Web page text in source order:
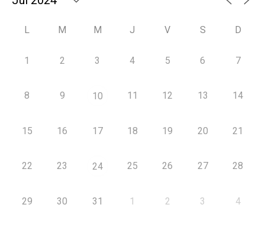
L M M J V S D
1 2 3 4 5 6 7
8 9 10 11 12 13 14
15 16 17 18 19 20 21
22 23 24 25 26 27 28
29 30 31 1 2 3 4